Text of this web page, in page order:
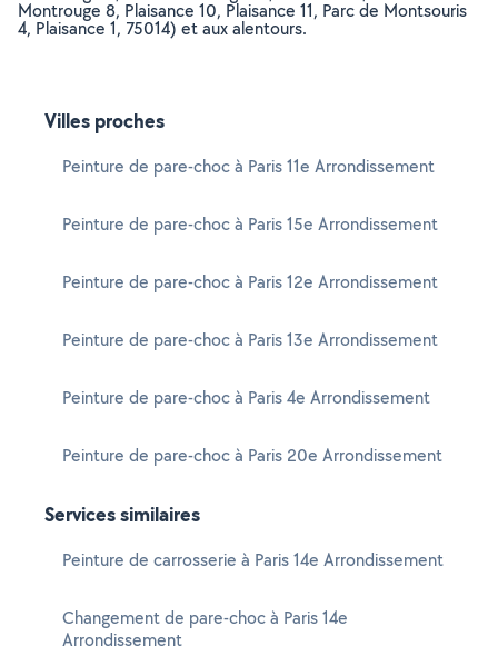
Montrouge 8, Plaisance 10, Plaisance 11, Parc de Montsouris
4, Plaisance 1, 75014) et aux alentours.
Villes proches
Peinture de pare-choc à Paris 11e Arrondissement
Peinture de pare-choc à Paris 15e Arrondissement
Peinture de pare-choc à Paris 12e Arrondissement
Peinture de pare-choc à Paris 13e Arrondissement
Peinture de pare-choc à Paris 4e Arrondissement
Peinture de pare-choc à Paris 20e Arrondissement
Services similaires
Peinture de carrosserie à Paris 14e Arrondissement
Changement de pare-choc à Paris 14e
Arrondissement